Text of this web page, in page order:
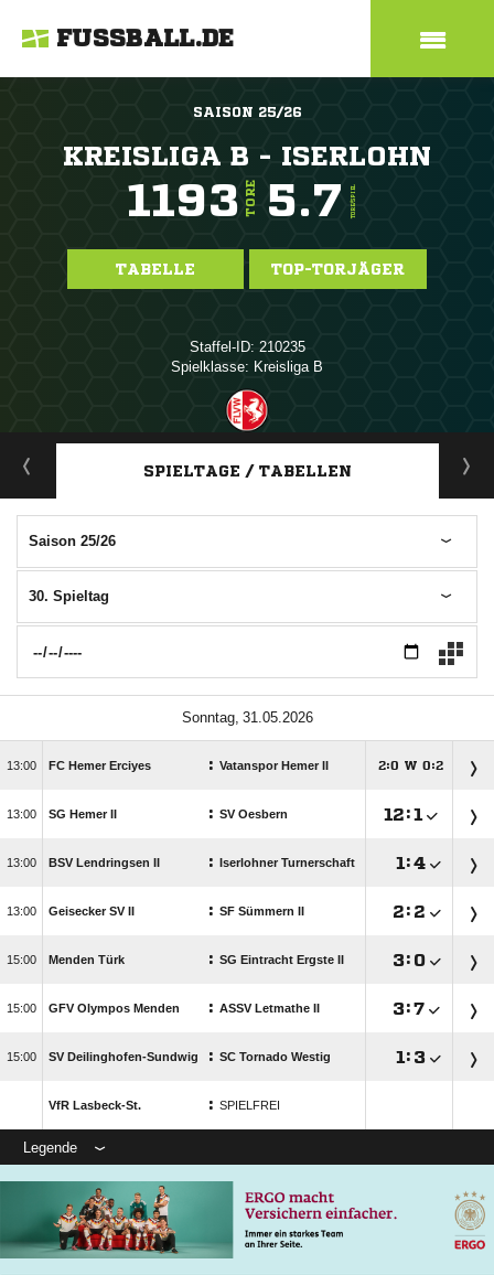
FUSSBALL.DE
SAISON 25/26
KREISLIGA B - ISERLOHN
1193 TORE 5.7 TORE/SPIEL
TABELLE TOP-TORJÄGER
Staffel-ID: 210235
Spielklasse: Kreisliga B
ANZEIGE
SPIELTAGE / TABELLEN
Saison 25/26
30. Spieltag
 
 FC Hemer Erciyes : Vatanspor Hemer II : W :
 SG Hemer II : SV Oesbern :
 BSV Lendringsen II : Iserlohner Turnerschaft  :
 Geisecker SV II : SF Sümmern II : 
 Menden Türk : SG Eintracht Ergste II : 
 GFV Olympos Menden : ASSV Letmathe II :
 SV Deilinghofen-Sundwig : SC Tornado Westig  : 
VfR Lasbeck-St. : SPIELFREI
Legende